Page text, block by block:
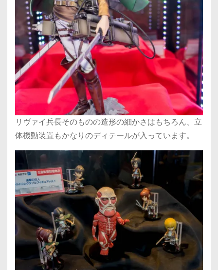
リヴァイ兵長そのものの造形の細かさはもちろん、立
体機動装置もかなりのディテールが入っています。